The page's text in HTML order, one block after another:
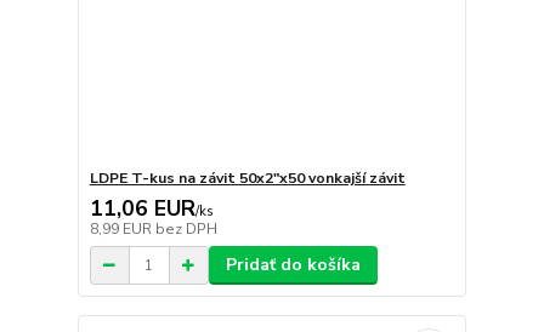
LDPE T-kus na závit 50x2"x50 vonkajší závit
11,06 EUR/ks
8,99 EUR bez DPH
Pridať do košíka